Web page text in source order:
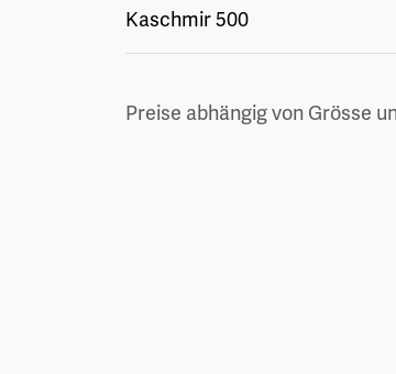
Kaschmir 500
Preise abhängig von Grösse